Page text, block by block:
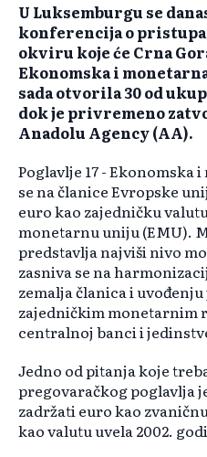
U Luksemburgu se
konferencija o
okviru koje će Crna
Ekonomska i
sada otvorila 30 od
dok je privremeno
Anadolu Agency (AA).
Poglavlje 17 -
se na članice Evropske
euro kao zajedničku
monetarnu uniju (EMU).
predstavlja najviši nivo
zasniva se na
zemalja članica i
zajedničkim monetarnim
centralnoj banci i
Jedno od pitanja koje
pregovaračkog poglavlja
zadržati euro kao
kao valutu uvela 2002.